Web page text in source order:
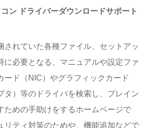
ン ドライバーダウンロードサポート
されていた各種ファイル、セットアッ
に必要となる、マニュアルや設定ファ
ード（NIC）やグラフィックカード
タ）等のドライバを検索し、プレイン
ための手助けをするホームページで
リティ対策のためや、機能追加などで